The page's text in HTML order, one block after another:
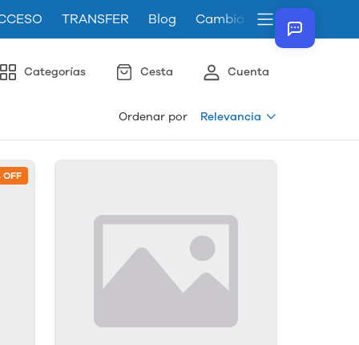
TRANSFER Blog Cambiar el idioma de la
Categorías Cesta Cuenta
Ordenar por Relevancia
OFF